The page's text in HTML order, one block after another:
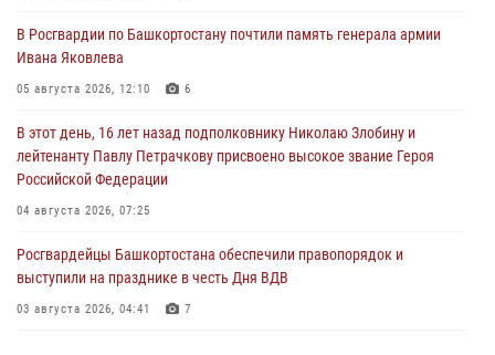
В Росгвардии по Башкортостану почтили память генерала армии
Ивана Яковлева
05 августа 2026, 12:10 6
В этот день, 16 лет назад подполковнику Николаю Злобину и
лейтенанту Павлу Петрачкову присвоено высокое звание Героя
Российской Федерации
04 августа 2026, 07:25
Росгвардейцы Башкортостана обеспечили правопорядок и
выступили на празднике в честь Дня ВДВ
03 августа 2026, 04:41 7